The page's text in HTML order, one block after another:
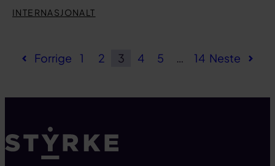
INTERNASJONALT
Forrige 1 2 3 4 5 … 14 Neste